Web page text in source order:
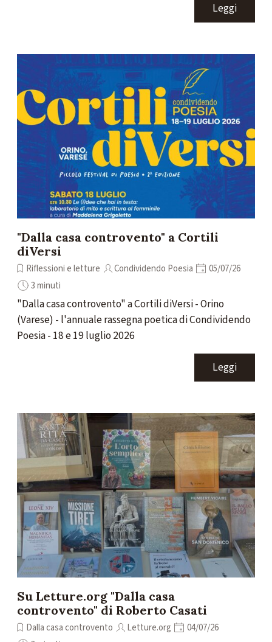
Leggi
"Dalla casa controvento" a Cortili
diVersi
Riflessioni e letture Condividendo Poesia
05/07/26
3 minuti
"Dalla casa controvento" a Cortili diVersi - Orino
(Varese) - l'annuale rassegna poetica di Condividendo
Poesia - 18 e 19 luglio 2026
Leggi
Su Letture.org "Dalla casa
controvento" di Roberto Casati
Dalla casa controvento Letture.org
04/07/26